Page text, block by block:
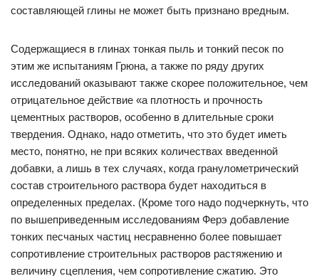
составляющей глины не может быть признано вредным.
Содержащиеся в глинах тонкая пыль и тонкий песок по
этим же испытаниям Грюна, а также по ряду других
исследований оказывают также скорее положительное, чем
отрицательное действие «а плотность и прочность
цементных растворов, особенно в длительные сроки
твердения. Однако, надо отметить, что это будет иметь
место, понятно, не при всяких количествах введенной
добавки, а лишь в тех случаях, когда гранулометрический
состав строительного раствора будет находиться в
определенных пределах. (Кроме того надо подчеркнуть, что
по вышеприведенным исследованиям Ферэ добавление
тонких песчаных частиц несравненно более повышает
сопротивление строительных растворов растяжению и
величину сцепления, чем сопротивление сжатию. Это